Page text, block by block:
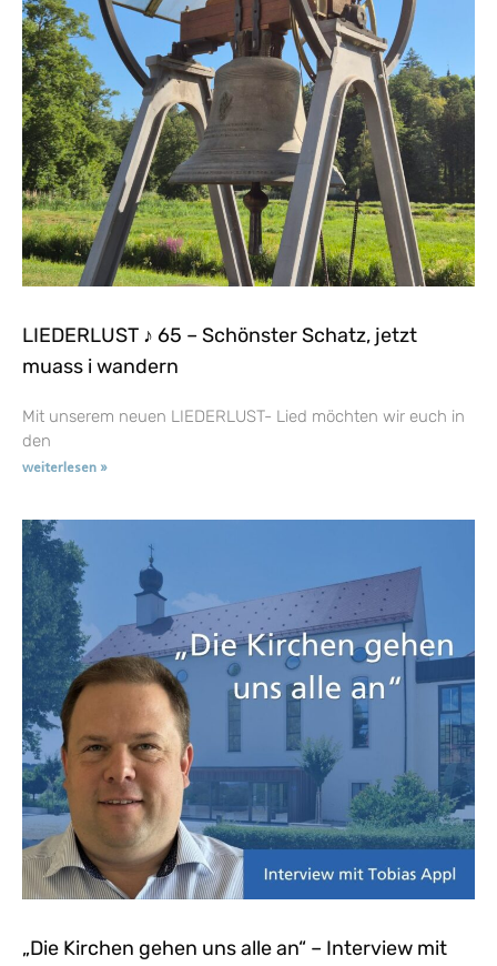
LIEDERLUST ♪ 65 – Schönster Schatz, jetzt
muass i wandern
Mit unserem neuen LIEDERLUST- Lied möchten wir euch in
den
weiterlesen »
„Die Kirchen gehen uns alle an“ – Interview mit